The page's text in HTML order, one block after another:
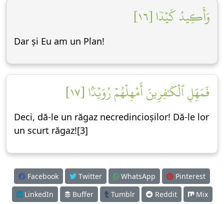
وَأَكِيدُ كَيۡدٗا [١٦]
Dar și Eu am un Plan!
فَمَهِّلِ ٱلۡكَٰفِرِينَ أَمۡهِلۡهُمۡ رُوَيۡدَۢا [١٧]
Deci, dă-le un răgaz necredincioșilor! Dă-le lor
un scurt răgaz![3]
Facebook Twitter WhatsApp
Pinterest
LinkedIn
Buffer Tumblr Reddit Mix